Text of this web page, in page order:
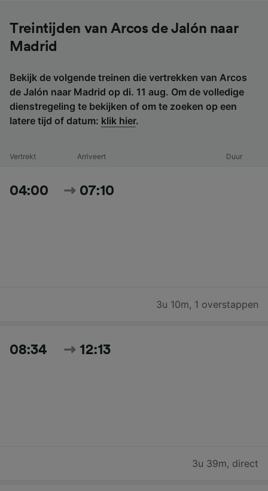
Treintijden van Arcos de Jalón naar
Madrid
Bekijk de volgende treinen die vertrekken van Arcos
de Jalón naar Madrid op di. 11 aug. Om de volledige
dienstregeling te bekijken of om te zoeken op een
latere tijd of datum: klik hier.
Vertrekt Arriveert Duur
04:00 07:10
3u 10m, 1 overstappen
08:34 12:13
3u 39m, direct